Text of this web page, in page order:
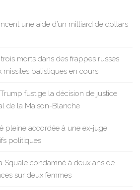
une aide d’un milliard de dollars
morts dans des frappes russes
missiles balistiques en cours
fustige la décision de justice
de la Maison-Blanche
pleine accordée à une ex-juge
politiques
Squale condamné à deux ans de
sur deux femmes